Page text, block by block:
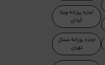
اجاره روزانه ویلا
کردان
اجاره روزانه شمال
تهران